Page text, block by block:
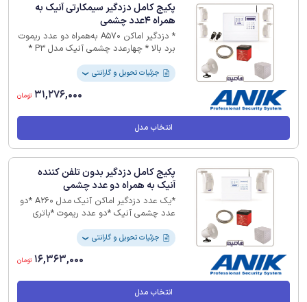
پکیج کامل دزدگیر سیمکارتی آنیک به
همراه 4عدد چشمی
* دزدگیر اماکن A570 به‌همراه دو عدد ریموت
برد بالا * چهارعدد چشمی آنیک مدل P3 *
20 متر سیم دوزوج
جزئیات تحویل و گارانتی ❯
31,276,000 تومان
انتخاب مدل
پکیج کامل دزدگیر بدون تلفن کننده
آنیک به همراه دو عدد چشمی
*یک عدد دزدگیر اماکن آنیک مدل A260 *دو
عدد چشمی آنیک *دو عدد ریموت *باتری
سیم 2 زوججزئیات تحویل و گارانتی ❯
16,363,000 تومان
انتخاب مدل